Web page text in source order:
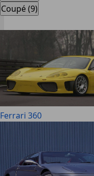
Coupé (9)
Ferrari 360